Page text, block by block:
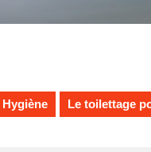
Hygiène Le toilettage